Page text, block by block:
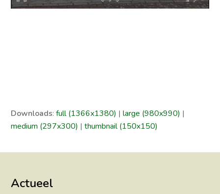
Downloads:full (1366x1380) |large (980x990) |
medium (297x300) |thumbnail (150x150)
Actueel